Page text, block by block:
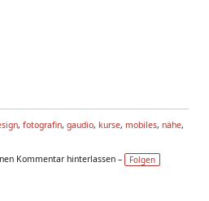
, fotografin, gaudio, kurse, mobiles, nähe,
Kommentar hinterlassen –
Folgen